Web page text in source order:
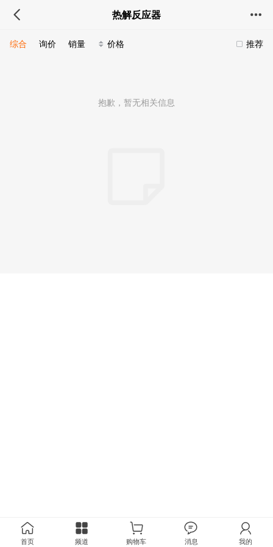
热解反应器
推荐
综合 询价 销量 价格
抱歉，暂无相关信息
首页 频道 购物车 消息 我的